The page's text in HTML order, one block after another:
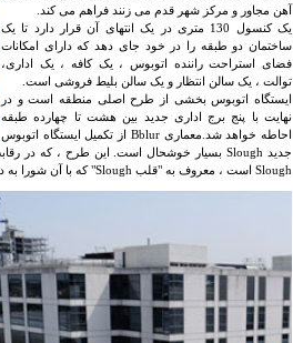
آهن مجاور و مرکز شهر قدم می زنند فراهم می کند.
یک کنسول 130 متری در یک انتهای آن قرار دارد تا یک
ساختمان دو طبقه را در خود جای دهد که دارای امکانات
فضای استراحت راننده اتوبوس ، یک کافه ، یک اداری،
توالت ، یک سالن انتظار و یک سالن بلیط فروشی است.
ایستگاه اتوبوس بخشی از طرح اصلی منطقه است و در
نهایت با پنج برج اداری جدید بین هشت تا چهارده طبقه
احاطه خواهد شد.معماری Bblur از تکمیل ایستگاه اتوبوس
Slough است ، معروف به "قلب Slough" که با آن شورا به دنبال تغییر درک Slough و ارائه آن است. جمعیت جوان و چند فرهنگی با محیط شهری با کیفیت بالاو....